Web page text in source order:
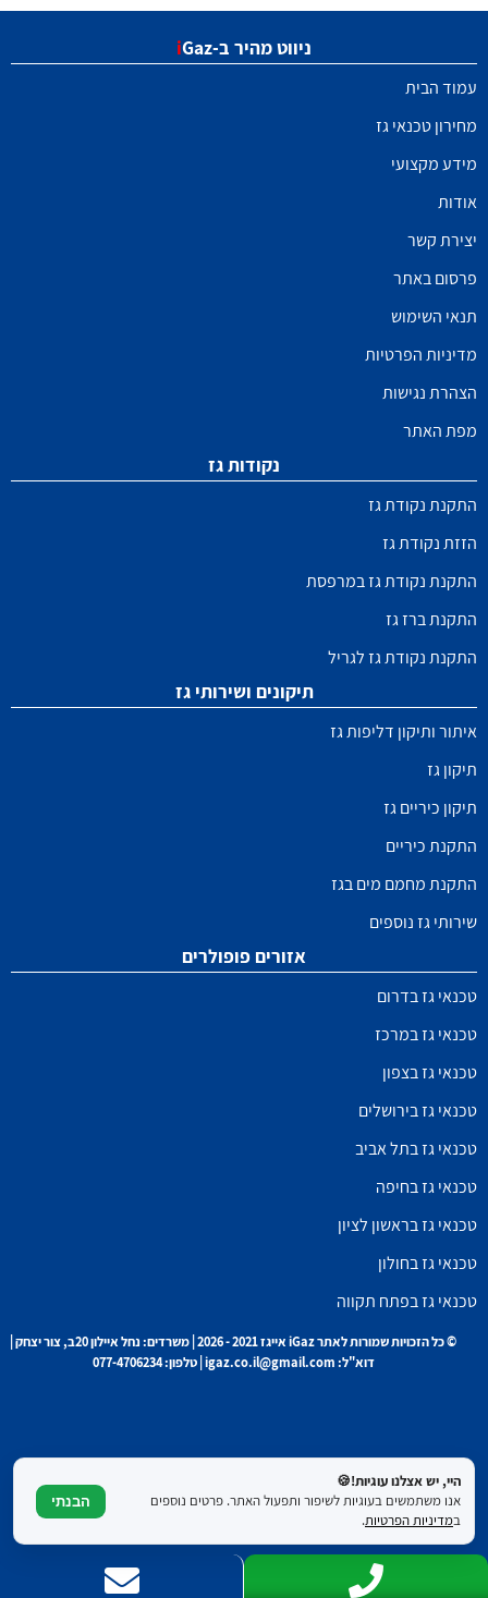
ניווט מהיר ב- iGaz
עמוד הבית
מחירון טכנאי גז
מידע מקצועי
אודות
יצירת קשר
פרסום באתר
תנאי השימוש
מדיניות הפרטיות
הצהרת נגישות
מפת האתר
נקודות גז
התקנת נקודת גז
הזזת נקודת גז
התקנת נקודת גז במרפסת
התקנת ברז גז
התקנת נקודת גז לגריל
תיקונים ושירותי גז
איתור ותיקון דליפות גז
תיקון גז
תיקון כיריים גז
התקנת כיריים
התקנת מחמם מים בגז
שירותי גז נוספים
אזורים פופולרים
טכנאי גז בדרום
טכנאי גז במרכז
טכנאי גז בצפון
טכנאי גז בירושלים
טכנאי גז בתל אביב
טכנאי גז בחיפה
טכנאי גז בראשון לציון
טכנאי גז בחולון
טכנאי גז בפתח תקווה
© כל הזכויות שמורות לאתר iGaz אייגז 2021 - 2026 | משרדים: נחל איילון 20ב, צור יצחק |
דוא"ל: igaz.co.il@gmail.com | טלפון: 077-4706234
היי, יש אצלנו עוגיות!🍪
אנו משתמשים בעוגיות לשיפור ותפעול האתר. פרטים נוספים
במדיניות הפרטיות.
הבנתי